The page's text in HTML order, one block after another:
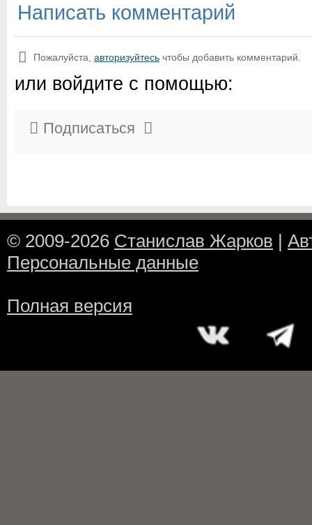
Написать комментарий
Пожалуйста, авторизуйтесь чтобы добавить комментарий.
или войдите с помощью:
Подписаться
© 2009-2026 Станислав Жарков |
Персональные данные
Полная версия